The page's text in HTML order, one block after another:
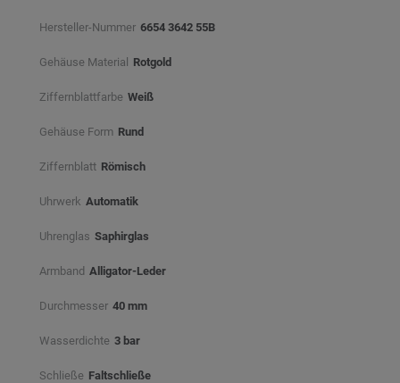
Hersteller-Nummer 6654 3642 55B
Gehäuse Material Rotgold
Ziffernblattfarbe Weiß⠀
Gehäuse Form Rund
Ziffernblatt Römisch
Uhrwerk Automatik
Uhrenglas Saphirglas
Armband Alligator-Leder
Durchmesser 40 mm
Wasserdichte 3 bar
Schließe Faltschließe